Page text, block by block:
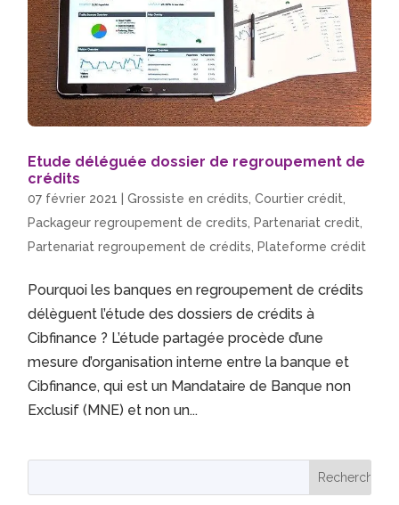
Etude déléguée dossier de regroupement de
crédits
07 février 2021 |Grossiste en crédits,Courtier crédit,
Packageur regroupement de credits, Partenariat credit,
Partenariat regroupement de crédits, Plateforme crédit
Pourquoi les banques en regroupement de crédits
délèguent l’étude des dossiers de crédits à
Cibfinance ? L’étude partagée procède d’une
mesure d’organisation interne entre la banque et
Cibfinance, qui est un Mandataire de Banque non
Exclusif (MNE) et non un...